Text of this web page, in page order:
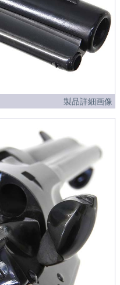
製品詳細画像